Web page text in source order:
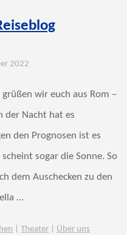
2022
wir euch aus Rom –
der Nacht hat es
den Prognosen ist es
sogar die Sonne. So
dem Auschecken zu den
…
Theater Über uns